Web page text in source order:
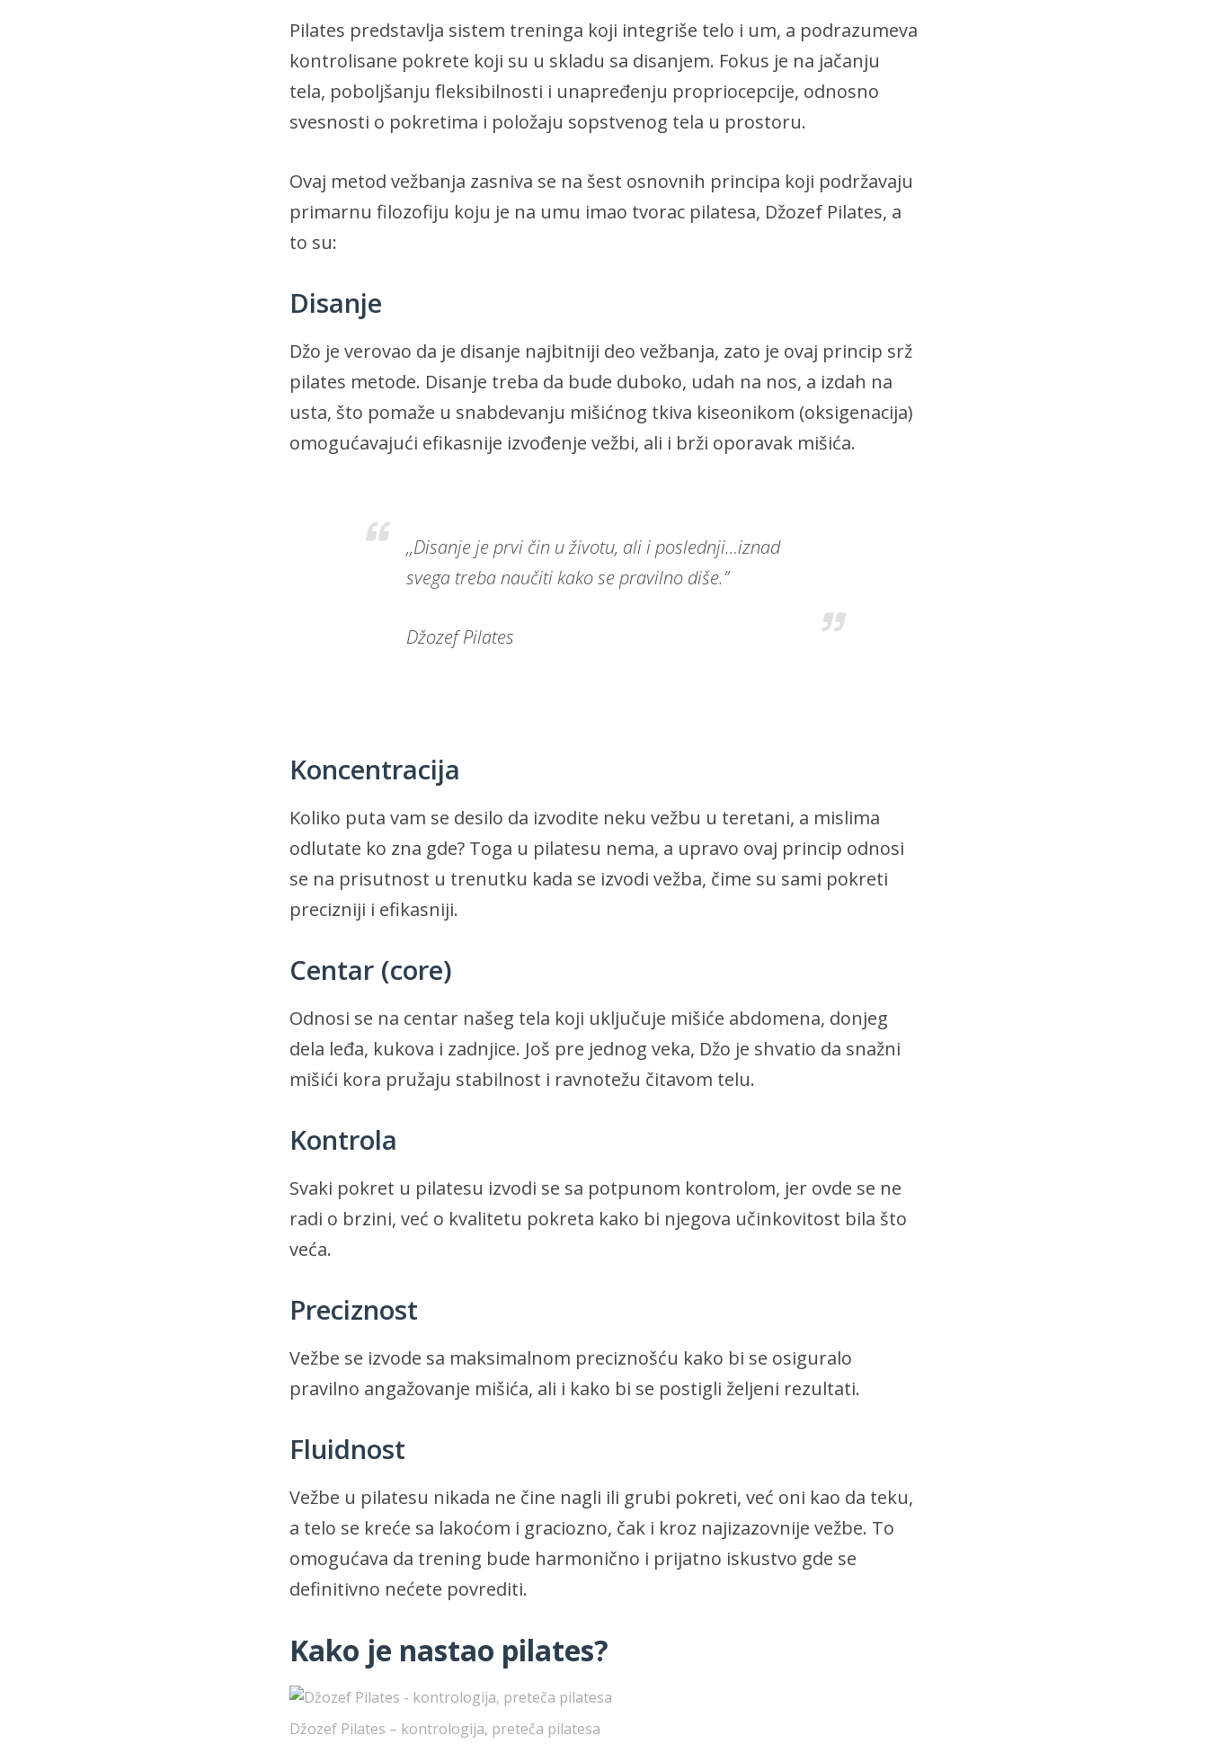
Pilates predstavlja sistem treninga koji integriše telo i um, a podrazumeva
kontrolisane pokrete koji su u skladu sa disanjem. Fokus je na jačanju
tela, poboljšanju fleksibilnosti i unapređenju propriocepcije, odnosno
svesnosti o pokretima i položaju sopstvenog tela u prostoru.
Ovaj metod vežbanja zasniva se na šest osnovnih principa koji podržavaju
primarnu filozofiju koju je na umu imao tvorac pilatesa, Džozef Pilates, a
to su:
Disanje
Džo je verovao da je disanje najbitniji deo vežbanja, zato je ovaj princip srž
pilates metode. Disanje treba da bude duboko, udah na nos, a izdah na
usta, što pomaže u snabdevanju mišićnog tkiva kiseonikom (oksigenacija)
omogućavajući efikasnije izvođenje vežbi, ali i brži oporavak mišića.
,,Disanje je prvi čin u životu, ali i poslednji…iznad
svega treba naučiti kako se pravilno diše.”
Džozef Pilates
Koncentracija
Koliko puta vam se desilo da izvodite neku vežbu u teretani, a mislima
odlutate ko zna gde? Toga u pilatesu nema, a upravo ovaj princip odnosi
se na prisutnost u trenutku kada se izvodi vežba, čime su sami pokreti
precizniji i efikasniji.
Centar (core)
Odnosi se na centar našeg tela koji uključuje mišiće abdomena, donjeg
dela leđa, kukova i zadnjice. Još pre jednog veka, Džo je shvatio da snažni
mišići kora pružaju stabilnost i ravnotežu čitavom telu.
Kontrola
Svaki pokret u pilatesu izvodi se sa potpunom kontrolom, jer ovde se ne
radi o brzini, već o kvalitetu pokreta kako bi njegova učinkovitost bila što
veća.
Preciznost
Vežbe se izvode sa maksimalnom preciznošću kako bi se osiguralo
pravilno angažovanje mišića, ali i kako bi se postigli željeni rezultati.
Fluidnost
Vežbe u pilatesu nikada ne čine nagli ili grubi pokreti, već oni kao da teku,
a telo se kreće sa lakoćom i graciozno, čak i kroz najizazovnije vežbe. To
omogućava da trening bude harmonično i prijatno iskustvo gde se
definitivno nećete povrediti.
Kako je nastao pilates?
Džozef Pilates – kontrologija, preteča pilatesa